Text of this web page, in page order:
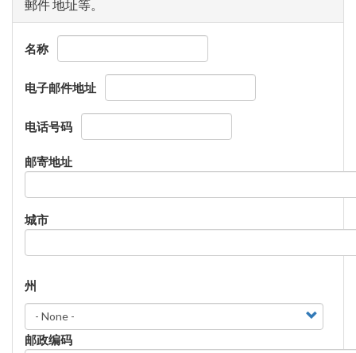
郵件 地址等。
名称
电子邮件地址
电话号码
邮
地
址
邮寄地址
城市
州
州
邮政编码